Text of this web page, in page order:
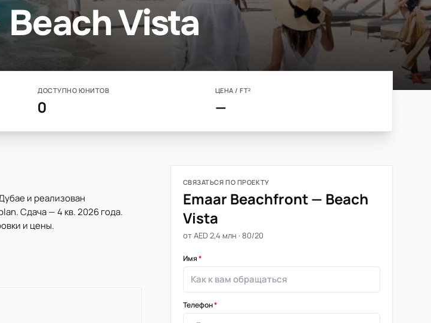
Vista
ДОСТУПНО ЮНИТОВ
0
ЦЕНА / FT²
—
и реализован
Сдача — 4 кв. 2026 года.
и цены.
СВЯЗАТЬСЯ ПО ПРОЕКТУ
Emaar Beachfront — Beach
Vista
от AED 2,4 млн · 80/20
Имя*
Телефон*